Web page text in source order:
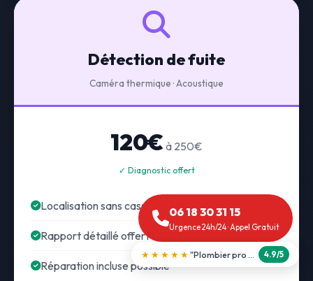
Détection de fuite
Caméra thermique · Acoustique
120€ à 250€
✓ Diagnostic offert
Localisation sans casse
Rapport détaillé offert
Réparation incluse possible
06 18 30 31 15
Urgence 24h/24 · Appel Gratuit
★★★★★ "Débouchage WC en 30 min" 5.0/5